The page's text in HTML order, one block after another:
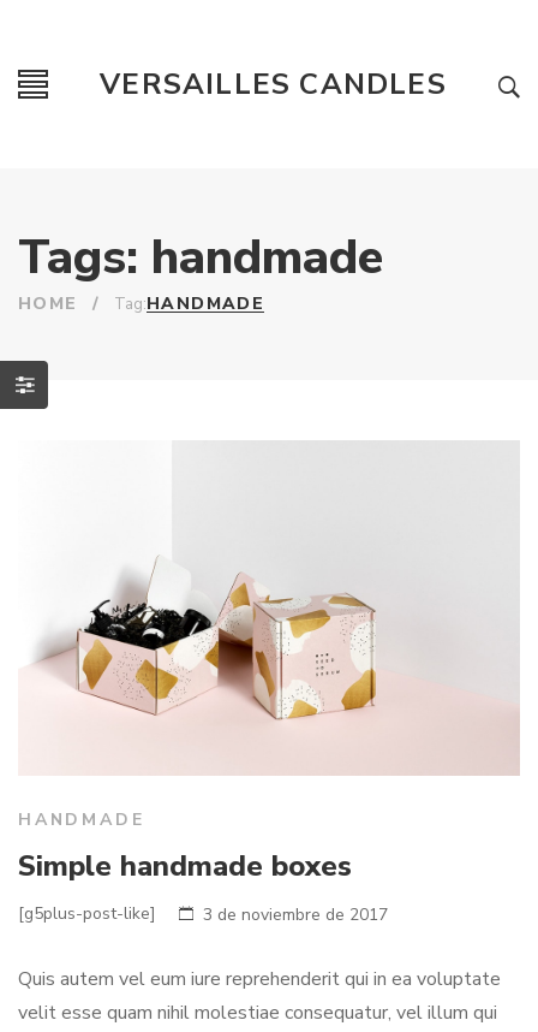
VERSAILLES CANDLES
Tags: handmade
HOME / Tag:HANDMADE
HANDMADE
Simple handmade boxes
[g5plus-post-like] 3 de noviembre de 2017
Quis autem vel eum iure reprehenderit qui in ea voluptate
velit esse quam nihil molestiae consequatur, vel illum qui